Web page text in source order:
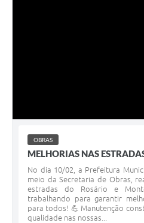
OBRAS
MELHORIAS NAS
No dia 10/02, a Prefeitura
meio da Secretaria de Obras,
estradas do Rosário e
trabalhando para garantir
para todos! 💪 Manutenção
qualidade nas nossas...